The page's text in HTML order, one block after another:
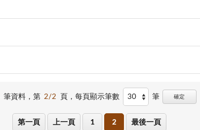
筆資料，第 2/2 頁， 每頁顯示筆數 筆 確定
第一頁 上一頁 1 2 最後一頁